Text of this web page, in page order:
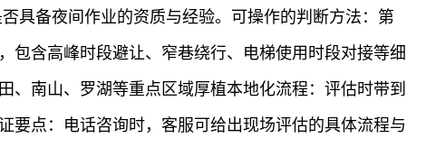
具备夜间作业的资质与经验。可操作的判断方法：第
包含高峰时段避让、窄巷绕行、电梯使用时段对接等细
南山、罗湖等重点区域厚植本地化流程：评估时带到
要点：电话咨询时，客服可给出现场评估的具体流程与